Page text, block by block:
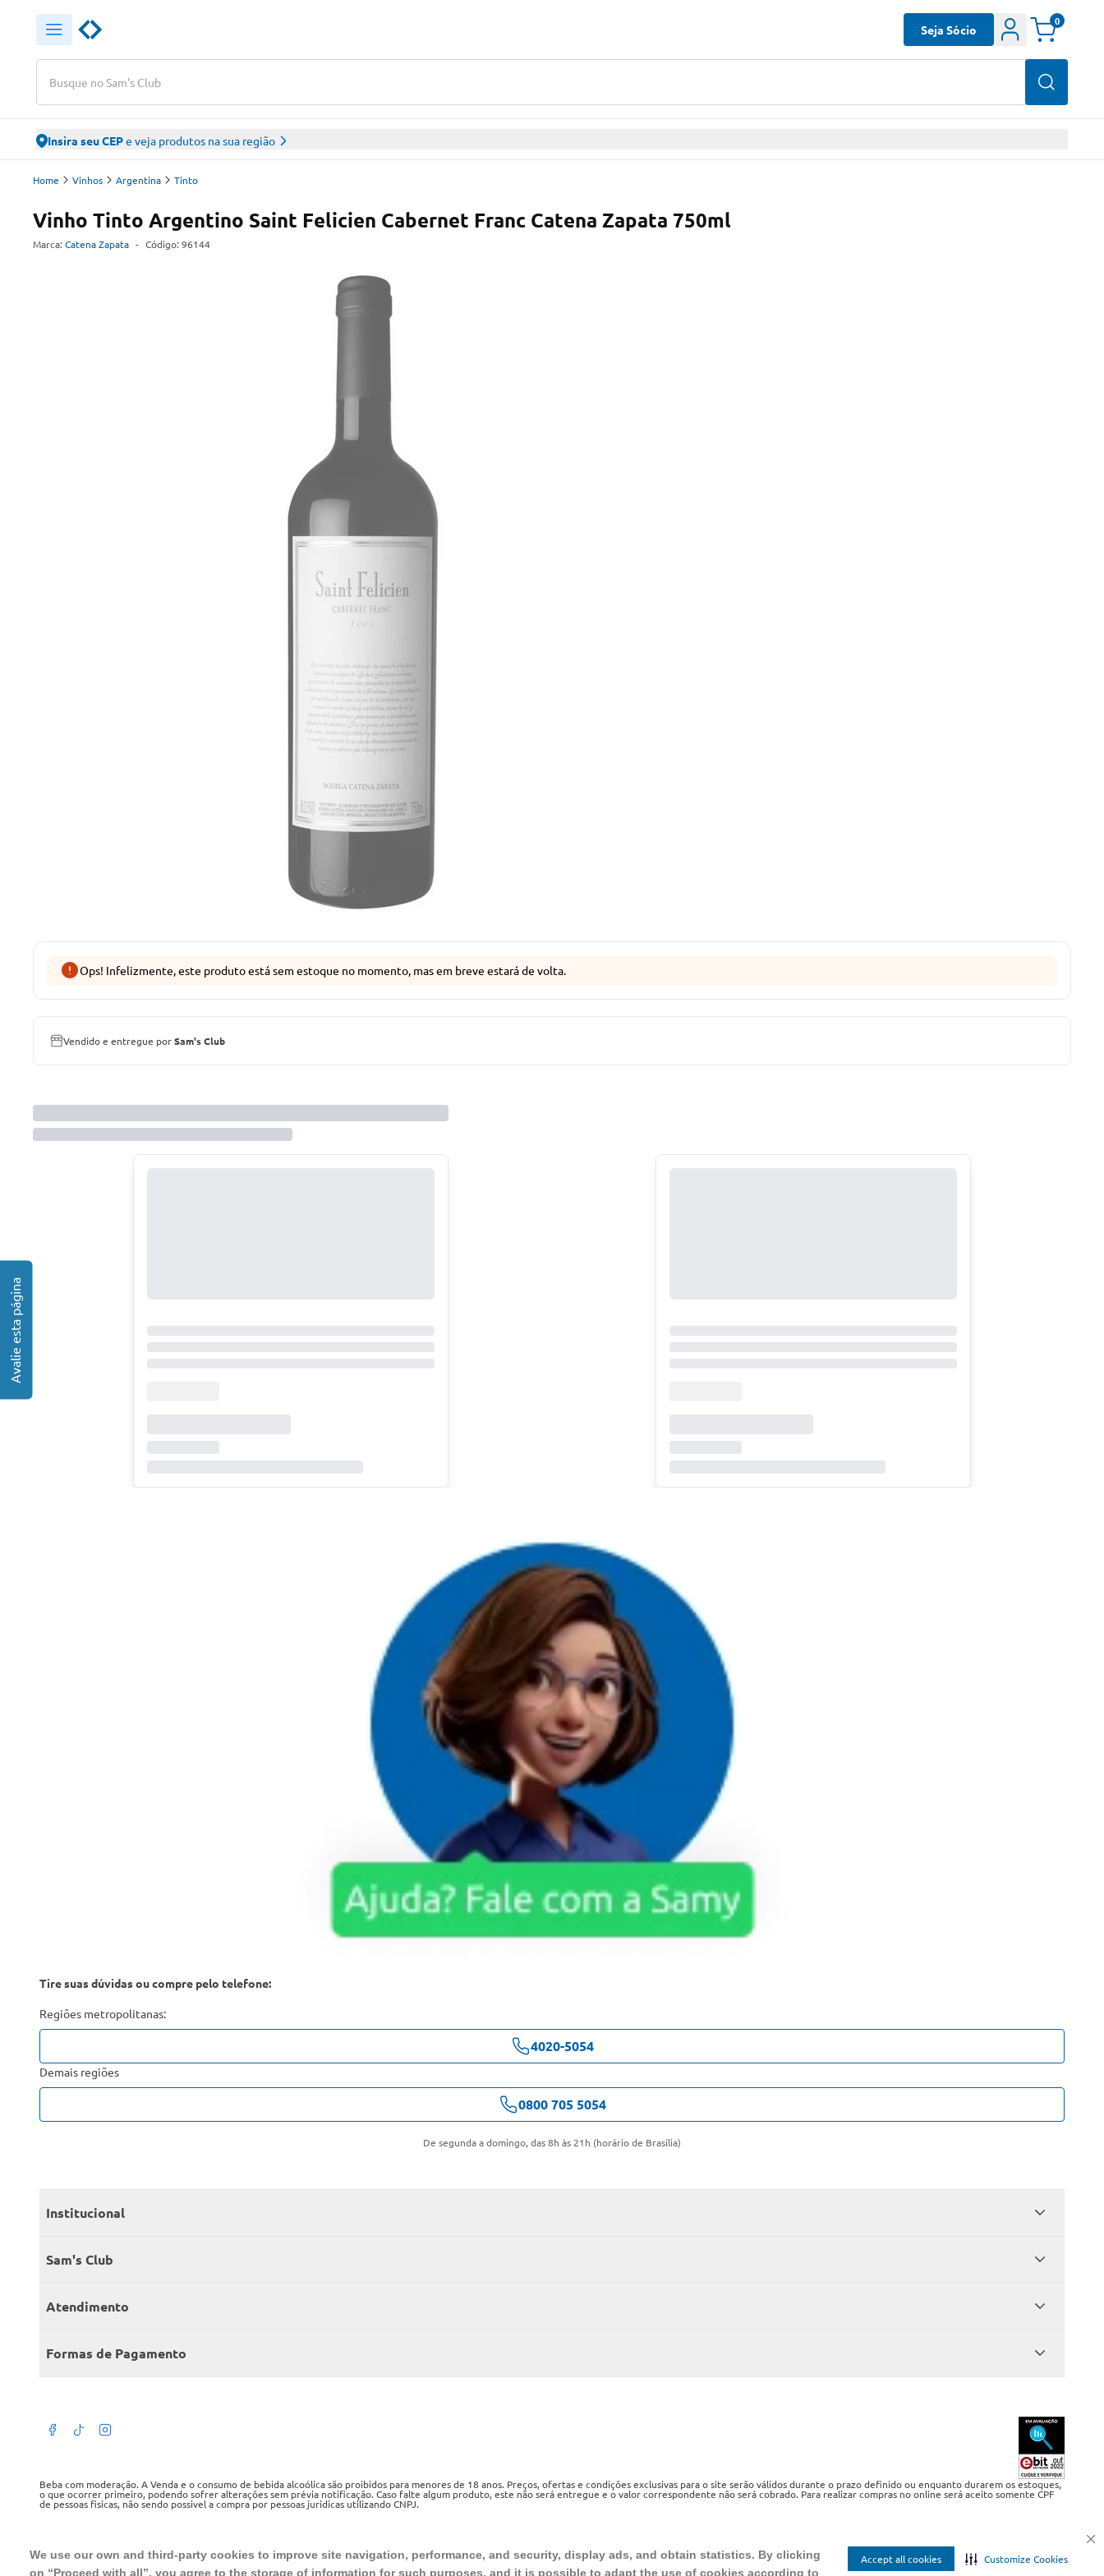
We use our own and third-party cookies to improve site navigation, performance, and security, display ads, and obtain statistics. By clicking
on “Proceed with all”, you agree to the storage of information for such purposes, and it is possible to adapt the use of cookies according to
Accept all cookies Customize Cookies
Busque no Sam's Club
Seja Sócio
0
Insira seu CEPe veja produtos na sua região
Home Vinhos Argentina Tinto
Vinho Tinto Argentino Saint Felicien Cabernet Franc Catena Zapata 750ml
Marca: Catena Zapata - Código: 96144
Ops! Infelizmente, este produto está sem estoque no momento, mas em breve estará de volta.
Vendido e entregue porSam's Club
Tire suas dúvidas ou compre pelo telefone:
Regiões metropolitanas:
4020-5054
Demais regiões
0800 705 5054
De segunda a domingo, das 8h às 21h (horário de Brasília)
Institucional
Quem somos
Encontre um Clube
Sam's Club
Seja sócio
Member’s Mark
Atendimento
Fale conosco
Atendimento em libras
Termos de Uso
Política de privacidade
Formas de Pagamento
Beba com moderação. A Venda e o consumo de bebida alcoólica são proibidos para menores de 18 anos. Preços, ofertas e condições exclusivas para o site serão válidos durante o prazo definido ou enquanto durarem os estoques,
o que ocorrer primeiro, podendo sofrer alterações sem prévia notificação. Caso falte algum produto, este não será entregue e o valor correspondente não será cobrado. Para realizar compras no online será aceito somente CPF
de pessoas fisicas, não sendo possivel a compra por pessoas juridicas utilizando CNPJ.
Tel.: 4020 5054